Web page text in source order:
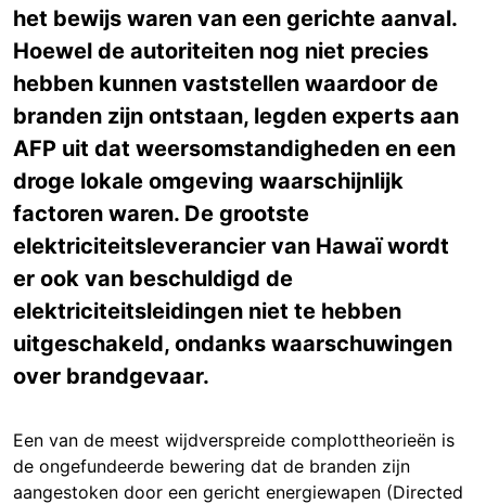
het bewijs waren van een gerichte aanval.
Hoewel de autoriteiten nog niet precies
hebben kunnen vaststellen waardoor de
branden zijn ontstaan, legden experts aan
AFP uit dat weersomstandigheden en een
droge lokale omgeving waarschijnlijk
factoren waren. De grootste
elektriciteitsleverancier van Hawaï wordt
er ook van beschuldigd de
elektriciteitsleidingen niet te hebben
uitgeschakeld, ondanks waarschuwingen
over brandgevaar.
Een van de meest wijdverspreide complottheorieën is
de ongefundeerde bewering dat de branden zijn
aangestoken door een gericht energiewapen (Directed